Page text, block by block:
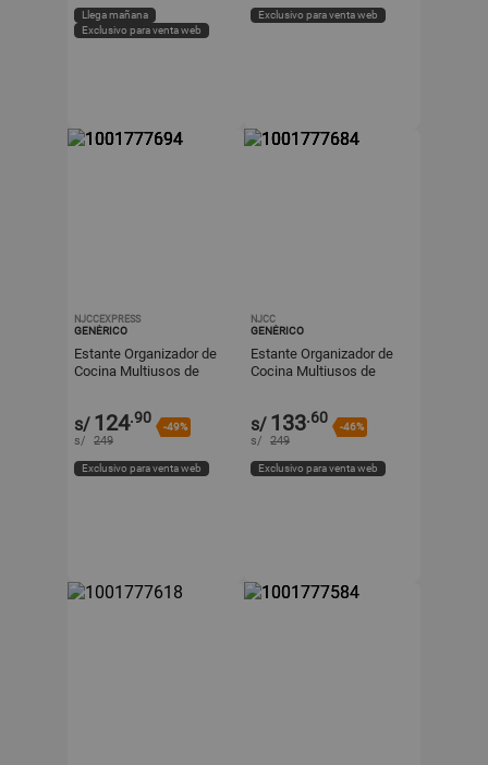
Llega mañana
Exclusivo para venta web
Exclusivo para venta web
NJCCEXPRESS
GENÉRICO
Estante Organizador de
Cocina Multiusos de
s/ 124.90
-49%
s/ 249
Exclusivo para venta web
NJCC
GENÉRICO
Estante Organizador de
Cocina Multiusos de
s/ 133.60
-46%
s/ 249
Exclusivo para venta web